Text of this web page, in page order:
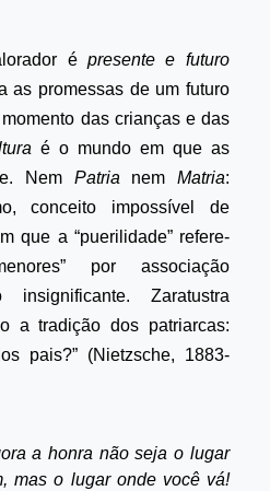
é presente e futuro
as promessas de um futuro
das crianças e das
é o mundo em que as
Nem Patria nem Matria:
conceito impossível de
que a “puerilidade” refere-
por associação
Zaratustra
a tradição dos patriarcas:
pais?” (Nietzsche, 1883-
a honra não seja o lugar
mas o lugar onde você vá!